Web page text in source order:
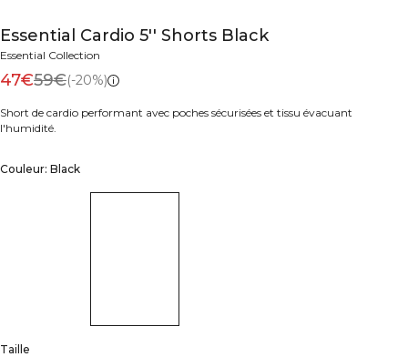
Essential Cardio 5'' Shorts Black
Essential Collection
47€59€(-20%)
Short de cardio performant avec poches sécurisées et tissu évacuant
l'humidité.
Couleur: Black
Taille